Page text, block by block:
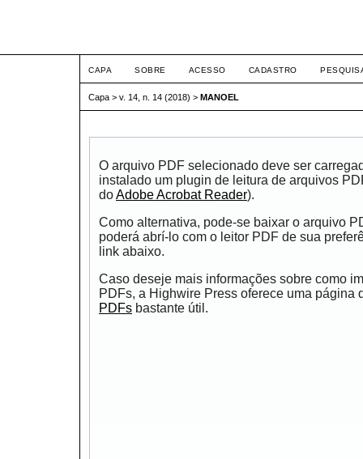
CAPA SOBRE ACESSO CADASTRO
Capa > v. 14, n. 14 (2018) > MANOEL
O arquivo PDF selecionado deve ser
instalado um plugin de leitura de arquivos
doAdobe Acrobat Reader).
Como alternativa, pode-se baixar o arquivo
poderá abrí-lo com o leitor PDF de sua
link abaixo.
Caso deseje mais informações sobre como
PDFs, a Highwire Press oferece uma página
PDFs bastante útil.